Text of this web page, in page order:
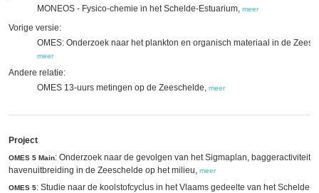
MONEOS - Fysico-chemie in het Schelde-Estuarium, meer
Vorige versie:
OMES: Onderzoek naar het plankton en organisch materiaal in de
meer
Andere relatie:
OMES 13-uurs metingen op de Zeeschelde, meer
Project
OMES 5 Main: Onderzoek naar de gevolgen van het Sigmaplan,
havenuitbreiding in de Zeeschelde op het milieu, meer
OMES 5: Studie naar de koolstofcyclus in het Vlaams gedeelte van het Schelde-